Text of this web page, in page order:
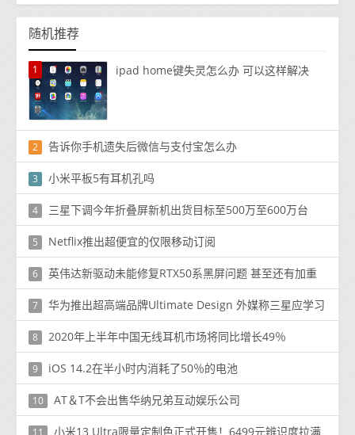
随机推荐
1 ipad home键失灵怎么办 可以这样解决
2 告诉你手机遗失后微信与支付宝怎么办
3 小米平板5有耳机孔吗
4 三星下调今年折叠屏新机出货目标至500万至600万台
5 Netflix推出超便宜的仅限移动订阅
6 英伟达新驱动未能修复RTX50系黑屏问题 甚至还有加重
7 华为推出超高端品牌Ultimate Design 外媒称三星应学习
8 2020年上半年中国无线耳机市场将同比增长49％
9 iOS 14.2在半小时内消耗了50％的电池
10 AT＆T不会出售华纳兄弟互动娱乐公司
11 小米13 Ultra限量定制色正式开售！6499元辨识度拉满